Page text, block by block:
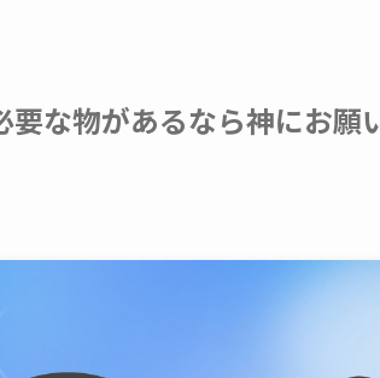
な物があるなら神にお願